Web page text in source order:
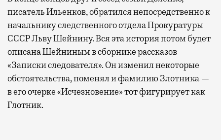
писатель Ильенков, обратился непосредственно к
начальнику следственного отдела Прокуратуры
СССР Льву Шейнину. Вся эта история потом будет
описана Шейниным в сборнике рассказов
«Записки следователя». Он изменил некоторые
обстоятельства, поменял и фамилию Злотника —
в его очерке «Исчезновение» тот фигурирует как
Глотник.